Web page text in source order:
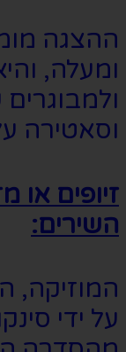
ומעלה,
וסאטירה
זיופים או
השירים:
המוזיקה,
על ידי